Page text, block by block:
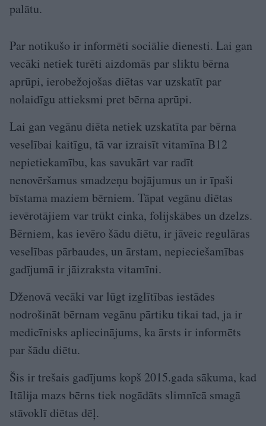
palātu.
Par notikušo ir informēti sociālie dienesti. Lai gan
vecāki netiek turēti aizdomās par sliktu bērna
aprūpi, ierobežojošas diētas var uzskatīt par
nolaidīgu attieksmi pret bērna aprūpi.
Lai gan vegānu diēta netiek uzskatīta par bērna
veselībai kaitīgu, tā var izraisīt vitamīna B12
nepietiekamību, kas savukārt var radīt
nenovēršamus smadzeņu bojājumus un ir īpaši
bīstama maziem bērniem. Tāpat vegānu diētas
ievērotājiem var trūkt cinka, folijskābes un dzelzs.
Bērniem, kas ievēro šādu diētu, ir jāveic regulāras
veselības pārbaudes, un ārstam, nepieciešamības
gadījumā ir jāizraksta vitamīni.
Dženovā vecāki var lūgt izglītības iestādes
nodrošināt bērnam vegānu pārtiku tikai tad, ja ir
medicīnisks apliecinājums, ka ārsts ir informēts
par šādu diētu.
Šis ir trešais gadījums kopš 2015.gada sākuma, kad
Itālija mazs bērns tiek nogādāts slimnīcā smagā
stāvoklī diētas dēļ.